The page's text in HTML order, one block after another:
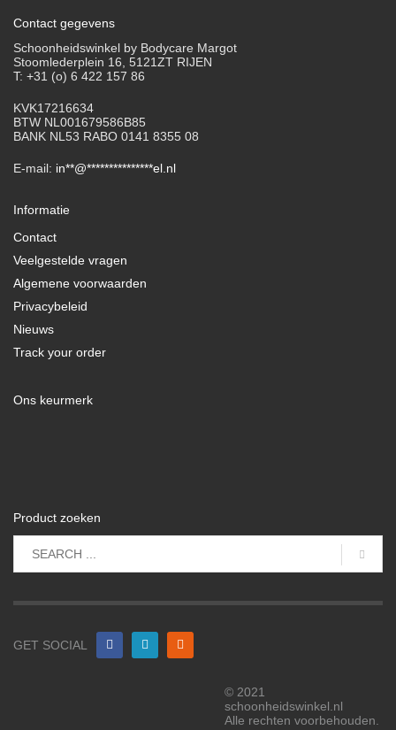
Contact gegevens
Schoonheidswinkel by Bodycare Margot
Stoomlederplein 16, 5121ZT RIJEN
T: +31 (o) 6 422 157 86
KVK17216634
BTW NL001679586B85
BANK NL53 RABO 0141 8355 08
E-mail: in**@***************el.nl
Informatie
Contact
Veelgestelde vragen
Algemene voorwaarden
Privacybeleid
Nieuws
Track your order
Ons keurmerk
Product zoeken
GET SOCIAL
© 2021
schoonheidswinkel.nl
Alle rechten voorbehouden.